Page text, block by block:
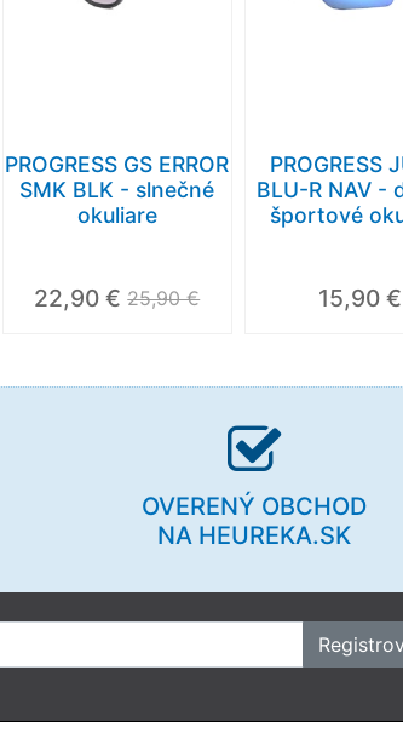
PROGRESS GS ERROR
SMK BLK - slnečné
okuliare
22,90 € 25,90 €
PROGRESS
BLU-R NAV -
športové
15,90 €
OVERENÝ OBCHOD
NA HEUREKA.SK